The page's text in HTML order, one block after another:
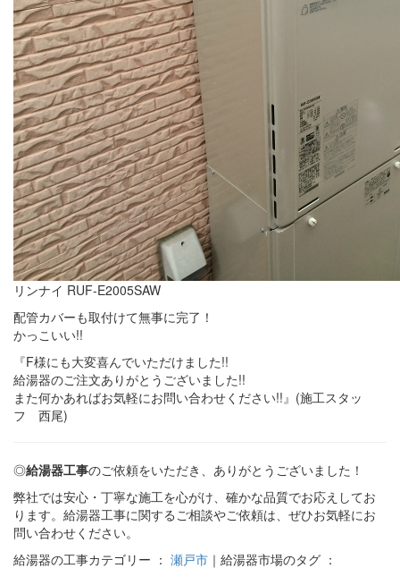
リンナイ RUF-E2005SAW
配管カバーも取付けて無事に完了！
かっこいい!!
『F様にも大変喜んでいただけました!!
給湯器のご注文ありがとうございました!!
また何かあればお気軽にお問い合わせください!!』(施工スタッ
フ 西尾)
◎給湯器工事のご依頼をいただき、ありがとうございました！
弊社では安心・丁寧な施工を心がけ、確かな品質でお応えしてお
ります。給湯器工事に関するご相談やご依頼は、ぜひお気軽にお
問い合わせください。
給湯器の工事カテゴリー ： 瀬戸市 ｜給湯器市場のタグ ：